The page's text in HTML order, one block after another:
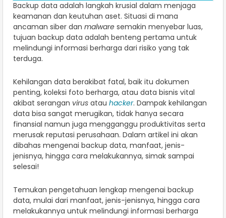
Backup data adalah langkah krusial dalam menjaga
keamanan dan keutuhan aset. Situasi di mana
ancaman siber dan malware semakin menyebar luas,
tujuan backup data adalah benteng pertama untuk
melindungi informasi berharga dari risiko yang tak
terduga.
Kehilangan data berakibat fatal, baik itu dokumen
penting, koleksi foto berharga, atau data bisnis vital
akibat serangan virus atau hacker. Dampak kehilangan
data bisa sangat merugikan, tidak hanya secara
finansial namun juga mengganggu produktivitas serta
merusak reputasi perusahaan. Dalam artikel ini akan
dibahas mengenai backup data, manfaat, jenis-
jenisnya, hingga cara melakukannya, simak sampai
selesai!
Temukan pengetahuan lengkap mengenai backup
data, mulai dari manfaat, jenis-jenisnya, hingga cara
melakukannya untuk melindungi informasi berharga